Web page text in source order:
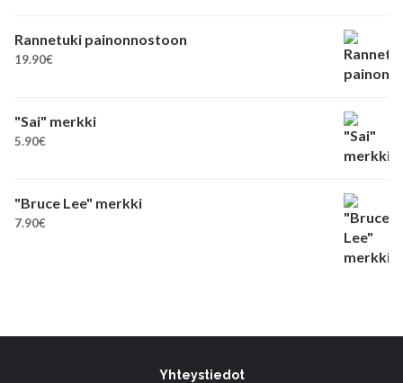
Rannetuki painonnostoon
19.90€
"Sai" merkki
5.90€
"Bruce Lee" merkki
7.90€
Yhteystiedot